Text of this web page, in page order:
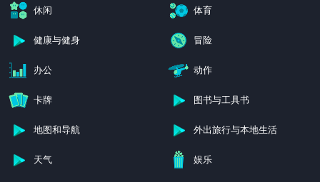
休闲 体育
健康与健身 冒险
办公 动作
卡牌 图书与工具书
地图和导航 外出旅行与本地生活
天气 娱乐